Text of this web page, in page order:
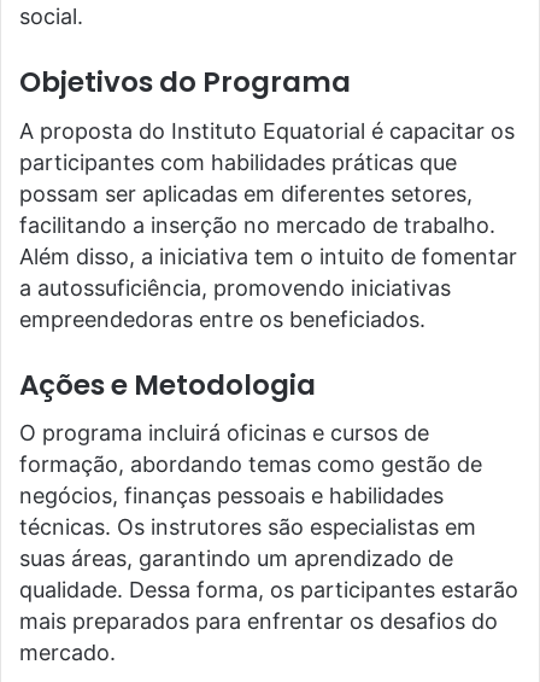
social.
Objetivos do Programa
A proposta do Instituto Equatorial é capacitar os
participantes com habilidades práticas que
possam ser aplicadas em diferentes setores,
facilitando a inserção no mercado de trabalho.
Além disso, a iniciativa tem o intuito de fomentar
a autossuficiência, promovendo iniciativas
empreendedoras entre os beneficiados.
Ações e Metodologia
O programa incluirá oficinas e cursos de
formação, abordando temas como gestão de
negócios, finanças pessoais e habilidades
técnicas. Os instrutores são especialistas em
suas áreas, garantindo um aprendizado de
qualidade. Dessa forma, os participantes estarão
mais preparados para enfrentar os desafios do
mercado.